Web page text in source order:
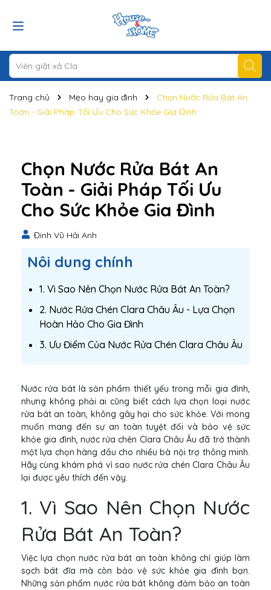
Trang chủ Mẹo hay gia đình
Chọn Nước Rửa Bát An
Toàn - Giải Pháp Tối Ưu Cho Sức Khỏe Gia Đình
Chọn Nước Rửa Bát An
Toàn - Giải Pháp Tối Ưu
Cho Sức Khỏe Gia Đình
Đinh Vũ Hải Anh
Nôi dung chính
1. Vì Sao Nên Chọn Nước Rửa Bát An Toàn?
2. Nước Rửa Chén Clara Châu Âu - Lựa Chọn
Hoàn Hảo Cho Gia Đình
3. Ưu Điểm Của Nước Rửa Chén Clara Châu Âu
Nước rửa bát là sản phẩm thiết yếu trong mỗi gia đình,
nhưng không phải ai cũng biết cách lựa chọn loại nước
rửa bát an toàn, không gây hại cho sức khỏe. Với mong
muốn mang đến sự an toàn tuyệt đối và bảo vệ sức
khỏe gia đình, nước rửa chén Clara Châu Âu đã trở thành
một lựa chọn hàng đầu cho nhiều bà nội trợ thông minh.
Hãy cùng khám phá vì sao nước rửa chén Clara Châu Âu
lại được yêu thích đến vậy.
1. Vì Sao Nên Chọn Nước
Rửa Bát An Toàn?
Việc lựa chọn nước rửa bát an toàn không chỉ giúp làm
sạch bát đĩa mà còn bảo vệ sức khỏe gia đình bạn.
Những sản phẩm nước rửa bát không đảm bảo an toàn